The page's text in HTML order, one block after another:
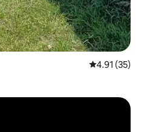
從 35 則評價
4.91 (35)